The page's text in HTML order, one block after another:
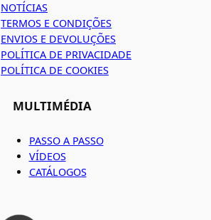
NOTÍCIAS
TERMOS E CONDIÇÕES
ENVIOS E DEVOLUÇÕES
POLÍTICA DE PRIVACIDADE
POLÍTICA DE COOKIES
MULTIMÉDIA
PASSO A PASSO
VÍDEOS
CATÁLOGOS